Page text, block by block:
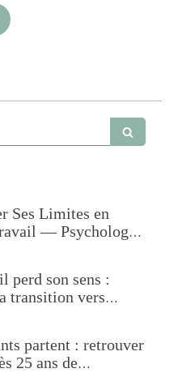
Ses Limites en
— Psychologue
perd son sens :
transition vers
partent : retrouver
25 ans de